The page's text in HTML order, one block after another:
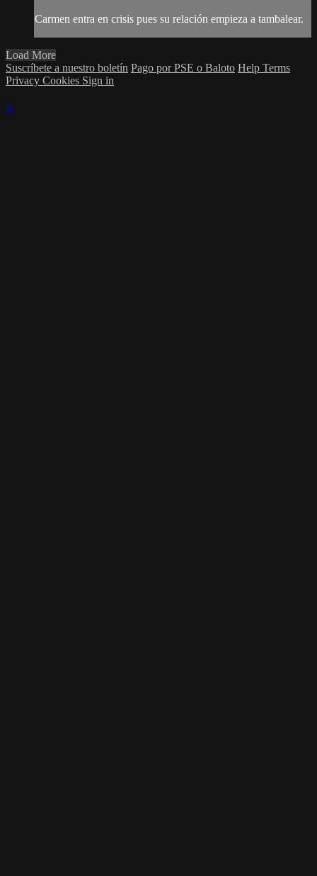
Carmen entra en crisis pues su relación empieza a tambalear.
Load More
Suscríbete a nuestro boletín Pago por PSE o Baloto Help Terms
Privacy Cookies Sign in
×